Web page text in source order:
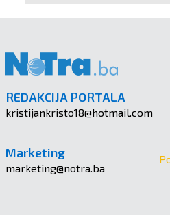
REDAKCIJA PORTALA
kristijankristo18@hotmail.com
Marketing
marketing@notra.ba